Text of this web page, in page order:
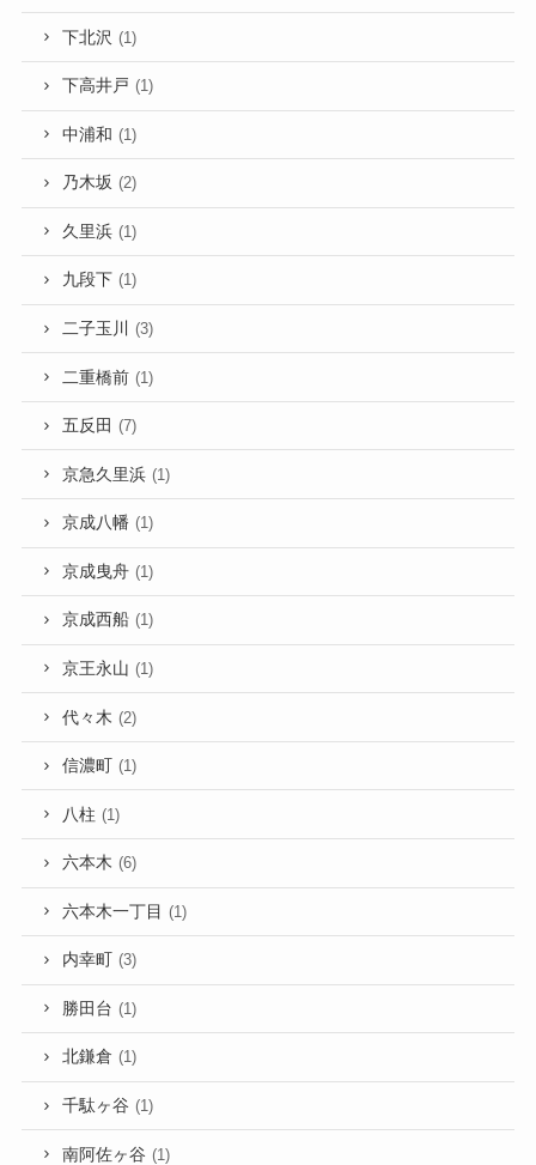
下北沢 (1)
下高井戸 (1)
中浦和 (1)
乃木坂 (2)
久里浜 (1)
九段下 (1)
二子玉川 (3)
二重橋前 (1)
五反田 (7)
京急久里浜 (1)
京成八幡 (1)
京成曳舟 (1)
京成西船 (1)
京王永山 (1)
代々木 (2)
信濃町 (1)
八柱 (1)
六本木 (6)
六本木一丁目 (1)
内幸町 (3)
勝田台 (1)
北鎌倉 (1)
千駄ヶ谷 (1)
南阿佐ヶ谷 (1)